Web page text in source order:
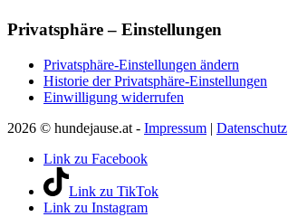
Privatsphäre – Einstellungen
Privatsphäre-Einstellungen ändern
Historie der Privatsphäre-Einstellungen
Einwilligung widerrufen
2026 © hundejause.at - Impressum | Datenschutz
Link zu Facebook
Link zu TikTok
Link zu Instagram